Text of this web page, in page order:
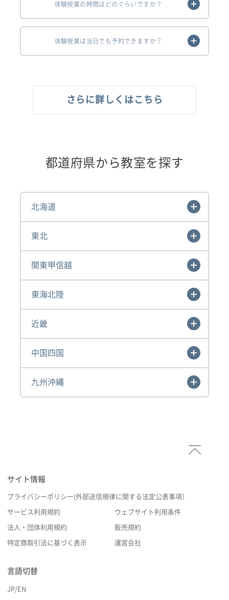
体験授業の時間はどのぐらいですか？
体験授業は当日でも予約できますか？
さらに詳しくはこちら
都道府県から教室を探す
北海道
東北
関東甲信越
東海北陸
近畿
中国四国
九州沖縄
サイト情報
プライバシーポリシー(外部送信規律に関する法定公表事項）
サービス利用規約 ウェブサイト利用条件
法人・団体利用規約 販売規約
特定商取引法に基づく表示 運営会社
言語切替
JP/EN